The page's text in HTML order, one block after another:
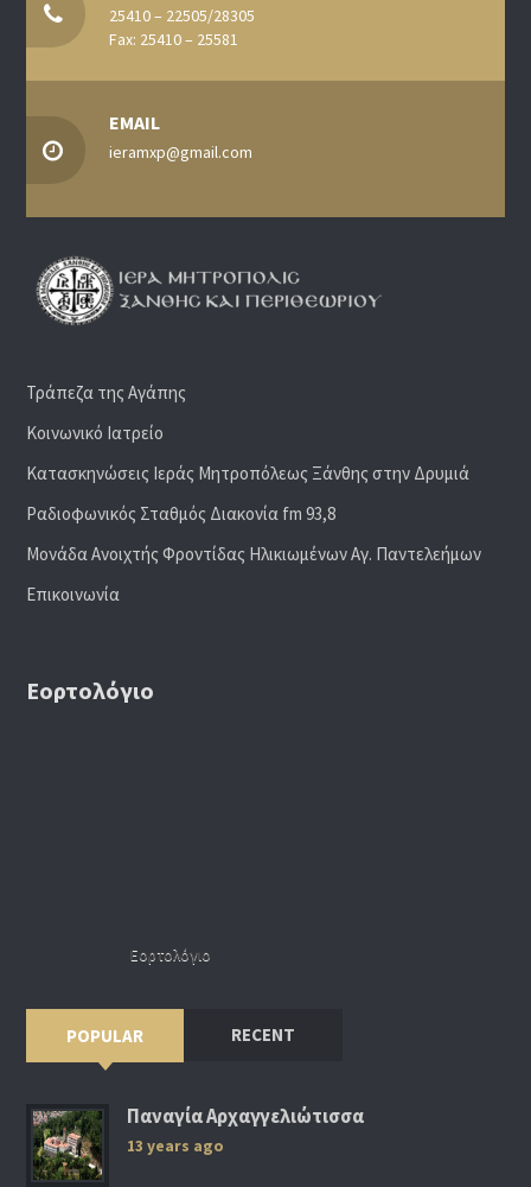
25410 – 22505/28305
Fax: 25410 – 25581
EMAIL
ieramxp@gmail.com
Τράπεζα της Αγάπης
Κοινωνικό Ιατρείο
Κατασκηνώσεις Ιεράς Μητροπόλεως Ξάνθης στην Δρυμιά
Ραδιoφωνικός Σταθμός Διακονία fm 93,8
Μονάδα Ανοιχτής Φροντίδας Ηλικιωμένων Αγ. Παντελεήμων
Επικοινωνία
Εορτολόγιο
Εορτολόγιο
POPULAR RECENT
Παναγία Αρχαγγελιώτισσα
13 years ago